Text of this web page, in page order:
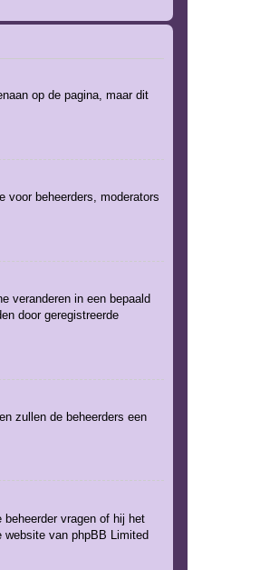
op de pagina, maar dit
voor beheerders, moderators
veranderen in een bepaald
door geregistreerde
zullen de beheerders een
vragen of hij het
website van phpBB Limited